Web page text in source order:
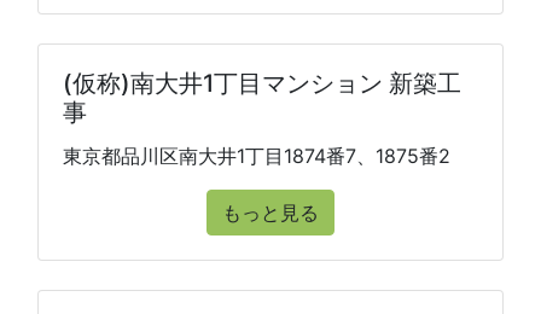
(仮称)南大井1丁目マンション 新築工
事
東京都品川区南大井1丁目1874番7、1875番2
もっと見る